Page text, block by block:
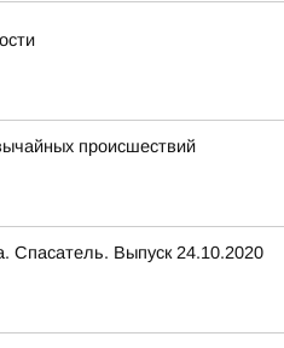
происшествий
Спасатель. Выпуск 24.10.2020